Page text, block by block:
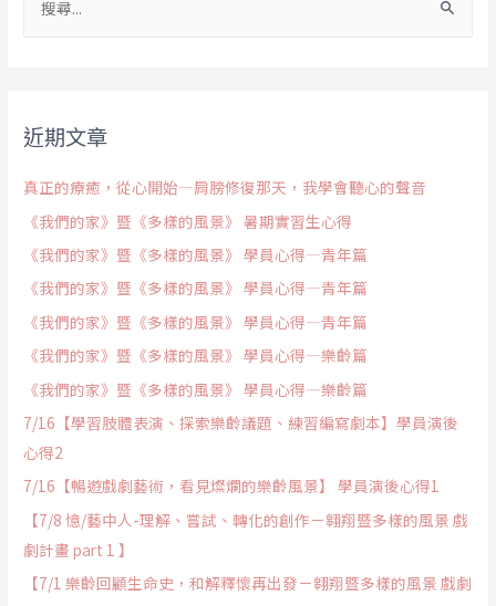
近期文章
真正的療癒，從心開始—肩膀修復那天，我學會聽心的聲音
《我們的家》暨《多樣的風景》 暑期實習生心得
《我們的家》暨《多樣的風景》 學員心得—青年篇
《我們的家》暨《多樣的風景》 學員心得—青年篇
《我們的家》暨《多樣的風景》 學員心得—青年篇
《我們的家》暨《多樣的風景》 學員心得—樂齡篇
《我們的家》暨《多樣的風景》 學員心得—樂齡篇
7/16【學習肢體表演、探索樂齡議題、練習編寫劇本】學員演後
心得2
7/16【暢遊戲劇藝術，看見燦爛的樂齡風景】 學員演後心得1
【7/8 憶/藝中人-理解、嘗試、轉化的創作－翱翔暨多樣的風景 戲
劇計畫 part 1 】
【7/1 樂齡回顧生命史，和解釋懷再出發－翱翔暨多樣的風景 戲劇